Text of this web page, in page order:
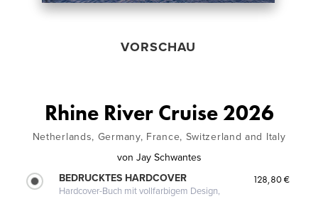
VORSCHAU
Rhine River Cruise 2026
Netherlands, Germany, France, Switzerland and Italy
von Jay Schwantes
BEDRUCKTES HARDCOVER
Hardcover-Buch mit vollfarbigem Design,
128,80 €